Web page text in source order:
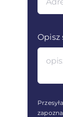
Opisz